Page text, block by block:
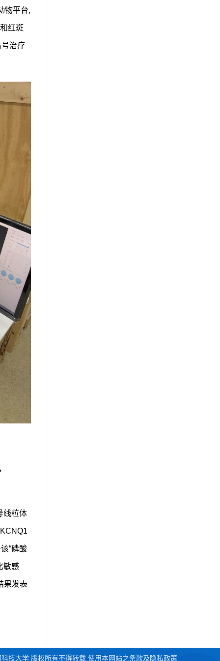
物平台,
红斑
治疗
线粒体
“磷酸
敏感
果发表
技大学 版权所有不得转载 使用本网站之条款及隐私政策